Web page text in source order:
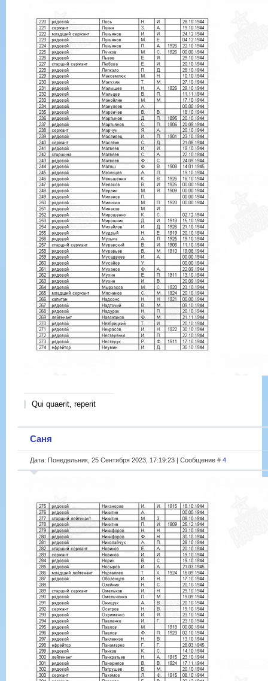
Qui quaerit, reperit
Саня
Дата: Понедельник, 25 Сентября 2023, 17:19:23 | Сообщение # 4